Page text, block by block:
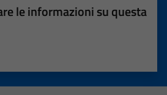
le informazioni su questa
5 stelle su 5
su 5
su 5